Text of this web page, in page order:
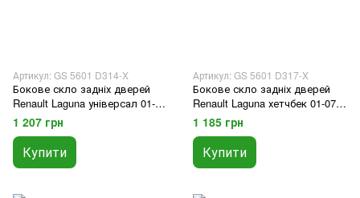
Артикул: GS 5601 D314-X
Бокове скло задніх дверей
Renault Laguna універсал 01-07
праве (Sekurit)
1 207 грн
Купити
Артикул: GS 5601 D317-X
Бокове скло задніх дверей
Renault Laguna хетчбек 01-07
ліве (Sekurit)
1 185 грн
Купити